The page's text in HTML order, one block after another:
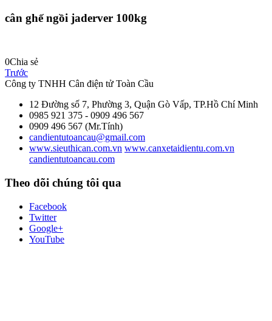
cân ghế ngồi jaderver 100kg
0Chia sẻ
Trước
Công ty TNHH Cân điện tử Toàn Cầu
12 Đường số 7, Phường 3, Quận Gò Vấp, TP.Hồ Chí Minh
0985 921 375 - 0909 496 567
0909 496 567 (Mr.Tính)
candientutoancau@gmail.com
www.sieuthican.com.vn www.canxetaidientu.com.vn
candientutoancau.com
Theo dõi chúng tôi qua
Facebook
Twitter
Google+
YouTube